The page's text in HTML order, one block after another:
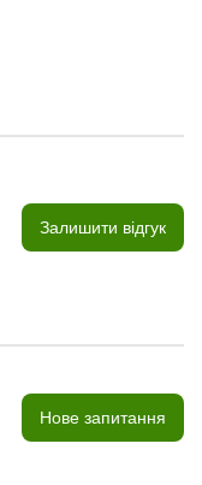
Залишити відгук
Нове запитання